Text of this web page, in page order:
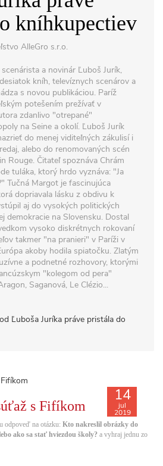
kníhkupectiev
AlleGro s.r.o.
a novinár Ľuboš Jurík,
kníh, televíznych scenárov a
s novou publikáciou. Paríž
potešením prežívať v
zdanlivo "otrepané"
na Seine a okolí. Ľuboš Jurík
do menej viditeľných zákulisí i
alebo do renomovaných scén
Rouge. Čitateľ spoznáva Chrám
tuláka, ktorý hrdo vyznáva: "Ja
Tučná Margot je fascinujúca
dopriavala lásku z obdivu k
aj do vysokých politických
demokracie na Slovensku. Dostal
vysoko diskrétnych rokovaní
takmer "na pranieri" v Paríži v
akoby hodila spiatočku. Zlatým
a podnetné rozhovory, ktorými
"kolegom od pera"
Saganová, Le Clézio...
14
jul
2019
s Fifíkom
odpoveď na otázku: Kto nakreslil obrázky do
ako sa stať hviezdou školy? a vyhraj jednu zo